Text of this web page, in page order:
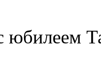
юбилеем